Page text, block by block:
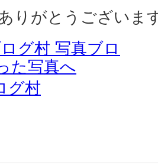
がとうございま
グ村